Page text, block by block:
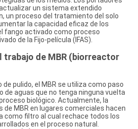
un sistema extendido
un proceso del tratamiento del solo
la capacidad eficaz de los
fango activado como proceso
de la Fijo-película (IFAS).
trabajo de MBR (biorreactor
pulido, el MBR se utiliza como paso
aguas que no tenga ninguna vuelta
biológico. Actualmente, la
de MBR en lugares comerciales hacen
como filtro al cual rechace todos los
en el proceso natural.